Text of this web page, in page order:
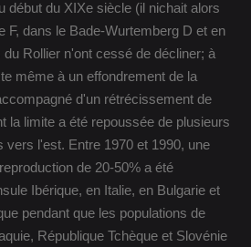
début du XIXe siècle (il nichait alors
F, dans le Bade-Wurtemberg D et en
Rollier n'ont cessé de décliner; à
même à un effondrement de la
d'un rétrécissement de
la limite a été repoussée de plusieurs
vers l'est. Entre 1970 et 1990, une
de 20-50% a été
Ibérique, en Italie, en Bulgarie et
pendant que les populations de
République Tchèque et Slovénie